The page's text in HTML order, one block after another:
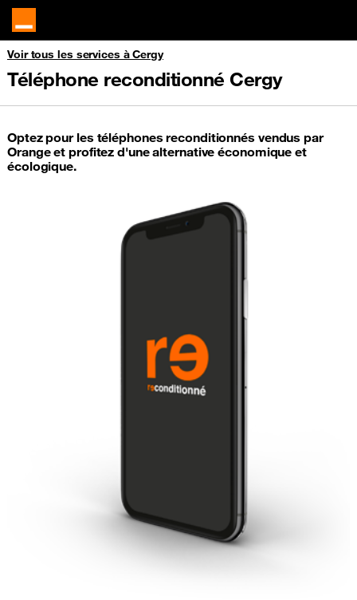
Voir tous les services à Cergy
Téléphone reconditionné Cergy
Optez pour les téléphones reconditionnés vendus par
Orange et profitez d'une alternative économique et
écologique.